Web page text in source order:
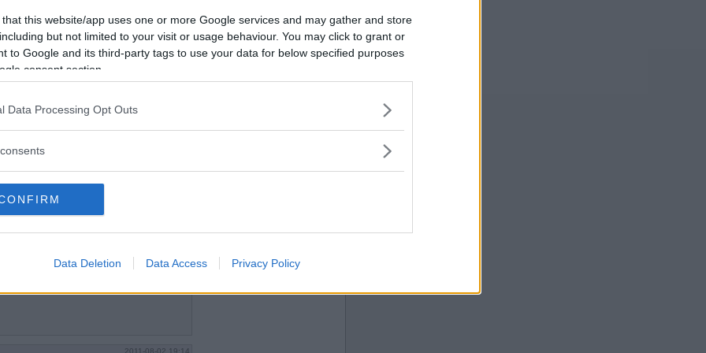
that this website/app uses one or more Google services and may gather and store
but not limited to your visit or usage behaviour. You may click to grant or
to Google and its third-party tags to use your data for below specified purposes
consent section.
Data Processing Opt Outs
Data Deletion Data Access Privacy Policy
2011-08-02 19:14
Vill du bli
medlem?